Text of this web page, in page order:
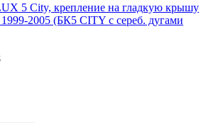
5 City, крепление на гладкую крышу
1999-2005 (БК5 CITY с сереб. дугами